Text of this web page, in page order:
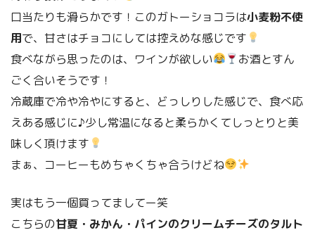
口当たりも滑らかです！このガトーショコラは小麦粉不使
用で、甘さはチョコにしては控えめな感じです
食べながら思ったのは、ワインが欲しい
お酒とすん
ごく合いそうです！
冷蔵庫で冷や冷やにすると、どっしりした感じで、食べ応
えある感じに♪少し常温になると柔らかくてしっとりと美
味しく頂けます
まぁ、コーヒーもめちゃくちゃ合うけどね
実はもう一個買ってましてー笑
こちらの甘夏・みかん・パインのクリームチーズのタルト